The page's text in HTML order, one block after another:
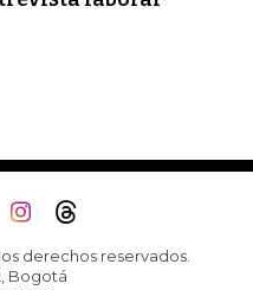
derechos reservados.
Bogotá